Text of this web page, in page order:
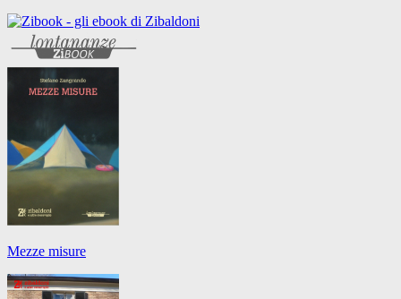
Mezze misure